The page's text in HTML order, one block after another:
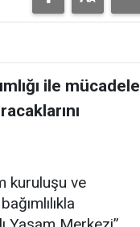
ile mücadele
kuruluşu ve